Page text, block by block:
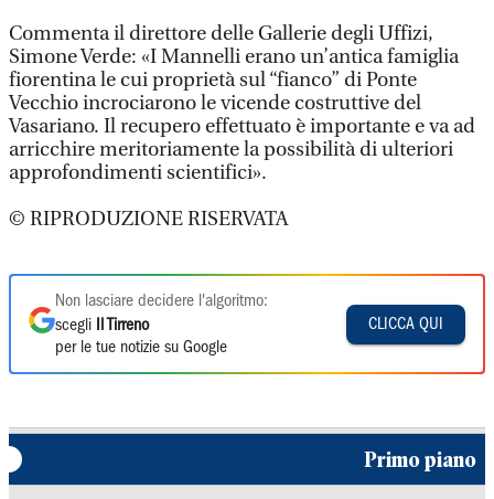
Commenta il direttore delle Gallerie degli Uffizi,
Simone Verde: «I Mannelli erano un’antica famiglia
fiorentina le cui proprietà sul “fianco” di Ponte
Vecchio incrociarono le vicende costruttive del
Vasariano. Il recupero effettuato è importante e va ad
arricchire meritoriamente la possibilità di ulteriori
approfondimenti scientifici».
© RIPRODUZIONE RISERVATA
Non lasciare decidere l'algoritmo:
scegli
Il Tirreno
per le tue notizie su Google
CLICCA QUI
Primo piano